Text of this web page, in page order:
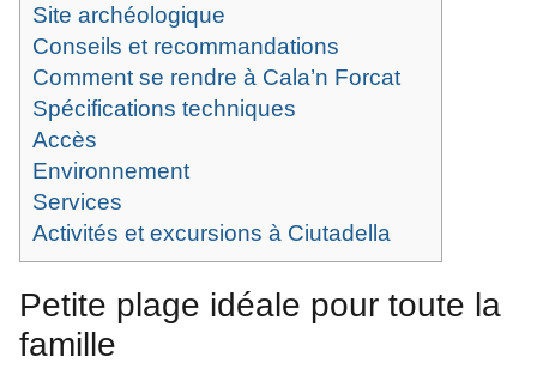
Site archéologique
Conseils et recommandations
Comment se rendre à Cala’n Forcat
Spécifications techniques
Accès
Environnement
Services
Activités et excursions à Ciutadella
Petite plage idéale pour toute la
famille